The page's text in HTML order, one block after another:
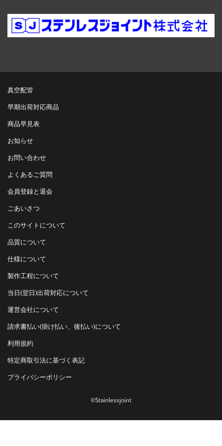
真空配管
早期出荷対応商品
商品早見表
お知らせ
お問い合わせ
よくあるご質問
会員登録と退会
ごあいさつ
このサイトについて
品質について
仕様について
製作工程について
当日(翌日)出荷対応について
運営会社について
請求書払い(掛け払い、後払い)について
利用規約
特定商取引法に基づく表記
プライバシーポリシー
©Stainlessjoint